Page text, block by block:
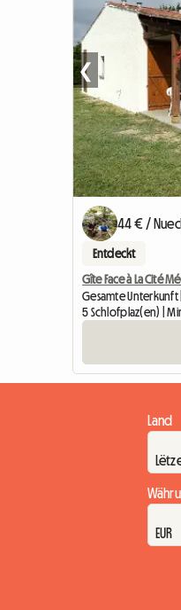
❮
44 € /
Entdeckt
Gîte Face à La Cité
Gesamte Unterkunft
5 Schlofplaz(en) |
Land